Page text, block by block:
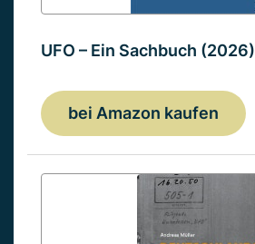
UFO – Ein Sachbuch (2026)
bei Amazon kaufen